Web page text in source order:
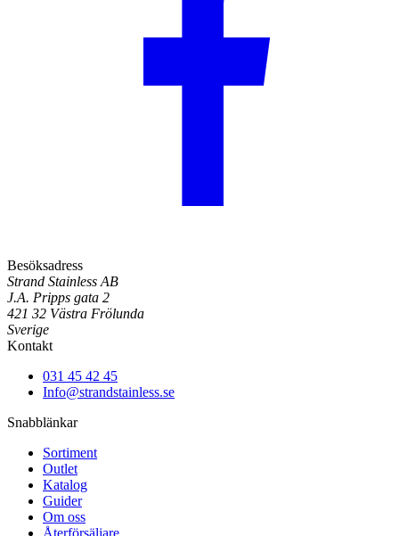
Besöksadress
Strand Stainless AB
J.A. Pripps gata 2
421 32 Västra Frölunda
Sverige
Kontakt
031 45 42 45
Info@strandstainless.se
Snabblänkar
Sortiment
Outlet
Katalog
Guider
Om oss
Återförsäljare